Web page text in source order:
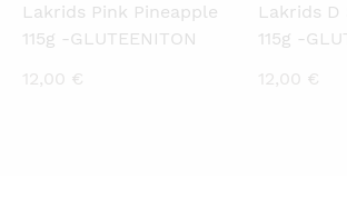
Lakrids Pink Pineapple
115g -GLUTEENITON
12,00 €
Lakrids D
115g -
12,00 €